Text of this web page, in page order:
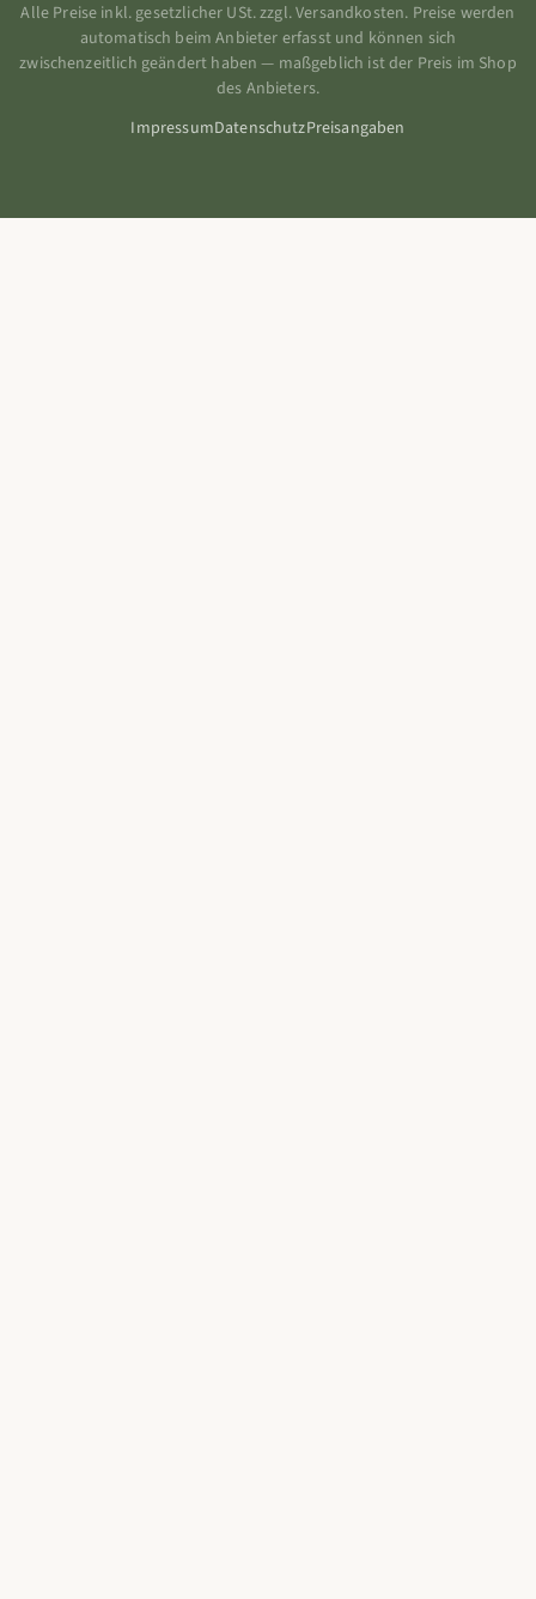
Alle Preise inkl. gesetzlicher USt. zzgl. Versandkosten. Preise werden
automatisch beim Anbieter erfasst und können sich
zwischenzeitlich geändert haben — maßgeblich ist der Preis im Shop
des Anbieters.
ImpressumDatenschutzPreisangaben